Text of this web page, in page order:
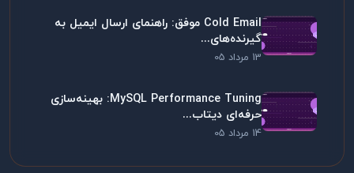
Cold Email موفق: راهنمای ارسال ایمیل به
گیرنده‌های...
13 مرداد 05
MySQL Performance Tuning: بهینه‌سازی
حرفه‌ای دیتاب...
14 مرداد 05